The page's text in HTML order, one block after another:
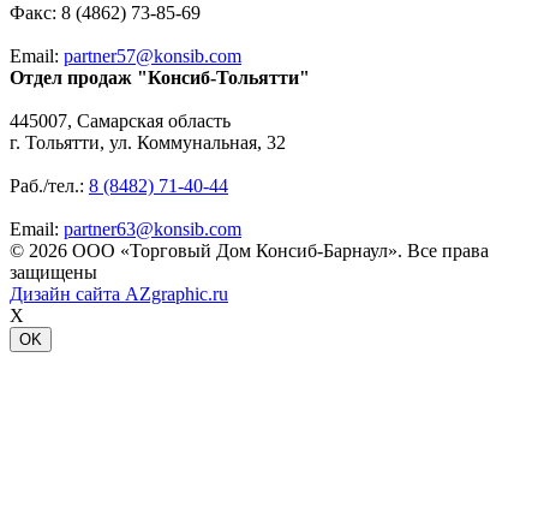
Факс: 8 (4862) 73-85-69
Email: partner57@konsib.com
Отдел продаж "Консиб-Тольятти"
445007, Самарская область
г. Тольятти, ул. Коммунальная, 32
Раб./тел.: 8 (8482) 71-40-44
Email: partner63@konsib.com
© 2026 ООО «Торговый Дом Консиб-Барнаул». Все права
защищены
Дизайн сайта AZgraphic.ru
X
OK